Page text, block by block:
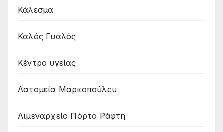
Κάλεσμα
Καλός Γυαλός
Κέντρο υγείας
Λατομεία Μαρκοπούλου
Λιμεναρχείο Πόρτο Ράφτη